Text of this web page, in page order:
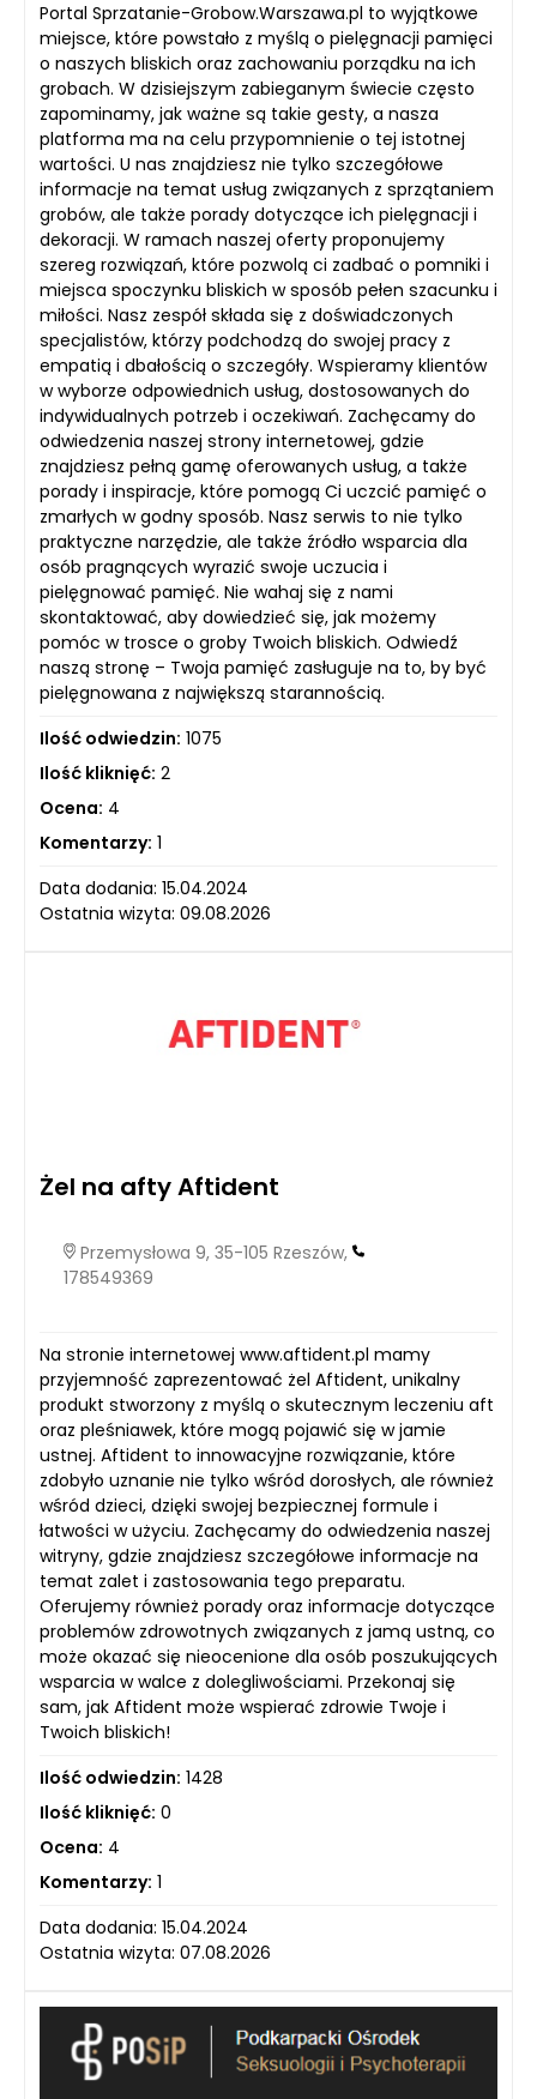
Portal Sprzatanie-Grobow.Warszawa.pl to wyjątkowe
miejsce, które powstało z myślą o pielęgnacji pamięci
o naszych bliskich oraz zachowaniu porządku na ich
grobach. W dzisiejszym zabieganym świecie często
zapominamy, jak ważne są takie gesty, a nasza
platforma ma na celu przypomnienie o tej istotnej
wartości. U nas znajdziesz nie tylko szczegółowe
informacje na temat usług związanych z sprzątaniem
grobów, ale także porady dotyczące ich pielęgnacji i
dekoracji. W ramach naszej oferty proponujemy
szereg rozwiązań, które pozwolą ci zadbać o pomniki i
miejsca spoczynku bliskich w sposób pełen szacunku i
miłości. Nasz zespół składa się z doświadczonych
specjalistów, którzy podchodzą do swojej pracy z
empatią i dbałością o szczegóły. Wspieramy klientów
w wyborze odpowiednich usług, dostosowanych do
indywidualnych potrzeb i oczekiwań. Zachęcamy do
odwiedzenia naszej strony internetowej, gdzie
znajdziesz pełną gamę oferowanych usług, a także
porady i inspiracje, które pomogą Ci uczcić pamięć o
zmarłych w godny sposób. Nasz serwis to nie tylko
praktyczne narzędzie, ale także źródło wsparcia dla
osób pragnących wyrazić swoje uczucia i
pielęgnować pamięć. Nie wahaj się z nami
skontaktować, aby dowiedzieć się, jak możemy
pomóc w trosce o groby Twoich bliskich. Odwiedź
naszą stronę – Twoja pamięć zasługuje na to, by być
pielęgnowana z największą starannością.
Ilość odwiedzin: 1075
Ilość kliknięć: 2
Ocena: 4
Komentarzy: 1
Data dodania: 15.04.2024
Ostatnia wizyta: 09.08.2026
Żel na afty Aftident
Przemysłowa 9, 35-105 Rzeszów,
178549369
Na stronie internetowej www.aftident.pl mamy
przyjemność zaprezentować żel Aftident, unikalny
produkt stworzony z myślą o skutecznym leczeniu aft
oraz pleśniawek, które mogą pojawić się w jamie
ustnej. Aftident to innowacyjne rozwiązanie, które
zdobyło uznanie nie tylko wśród dorosłych, ale również
wśród dzieci, dzięki swojej bezpiecznej formule i
łatwości w użyciu. Zachęcamy do odwiedzenia naszej
witryny, gdzie znajdziesz szczegółowe informacje na
temat zalet i zastosowania tego preparatu.
Oferujemy również porady oraz informacje dotyczące
problemów zdrowotnych związanych z jamą ustną, co
może okazać się nieocenione dla osób poszukujących
wsparcia w walce z dolegliwościami. Przekonaj się
sam, jak Aftident może wspierać zdrowie Twoje i
Twoich bliskich!
Ilość odwiedzin: 1428
Ilość kliknięć: 0
Ocena: 4
Komentarzy: 1
Data dodania: 15.04.2024
Ostatnia wizyta: 07.08.2026